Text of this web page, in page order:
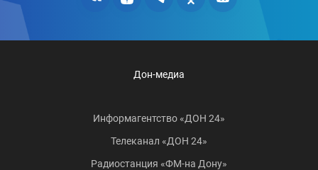
Дон-медиа
Информагентство «ДОН 24»
Телеканал «ДОН 24»
Радиостанция «ФМ-на Дону»